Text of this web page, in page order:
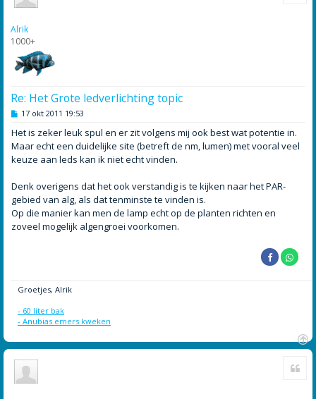
Alrik
1000+
Re: Het Grote ledverlichting topic
B
r
i
c
h
17 okt 2011 19:53
Het is zeker leuk spul en er zit volgens mij ook best wat potentie in.
Maar echt een duidelijke site (betreft de nm, lumen) met vooral veel
keuze aan leds kan ik niet echt vinden.
Denk overigens dat het ook verstandig is te kijken naar het PAR-
gebied van alg, als dat tenminste te vinden is.
Op die manier kan men de lamp echt op de planten richten en
zoveel mogelijk algengroei voorkomen.
Groetjes, Alrik
- 60 liter bak
- Anubias emers kweken
O